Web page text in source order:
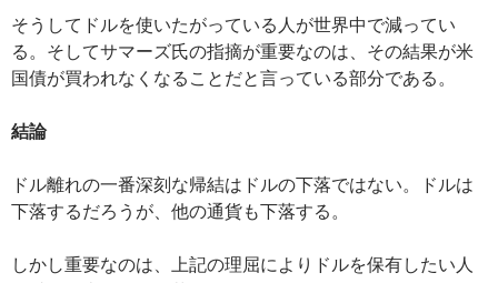
そうしてドルを使いたがっている人が世界中で減ってい
る。そしてサマーズ氏の指摘が重要なのは、その結果が米
国債が買われなくなることだと言っている部分である。
結論
ドル離れの一番深刻な帰結はドルの下落ではない。ドルは
下落するだろうが、他の通貨も下落する。
しかし重要なのは、上記の理屈によりドルを保有したい人